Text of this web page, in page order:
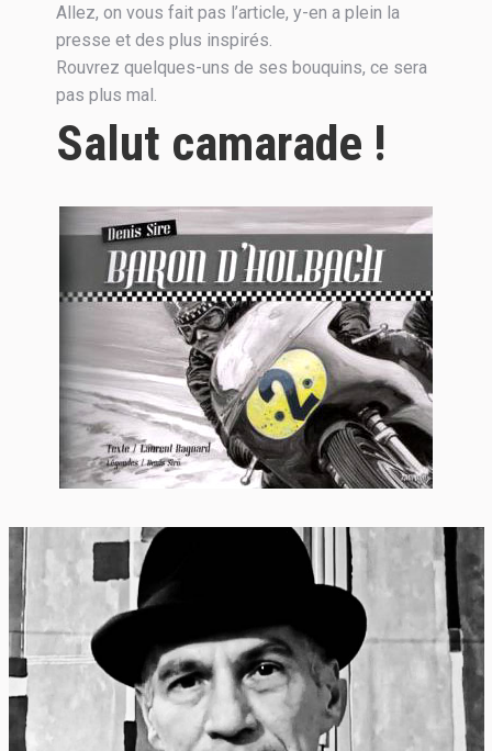
Allez, on vous fait pas l’article, y-en a plein la
presse et des plus inspirés.
Rouvrez quelques-uns de ses bouquins, ce sera
pas plus mal.
Salut camarade !